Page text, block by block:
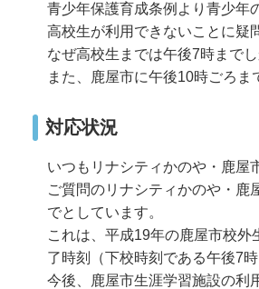
青少年保護育成条例より青少年
高校生が利用できないことに疑
なぜ高校生までは午後7時まで
また、鹿屋市に午後10時ごろま
対応状況
いつもリナシティかのや・鹿屋
ご質問のリナシティかのや・鹿
でとしています。
これは、平成19年の鹿屋市校
了時刻（下校時刻である午後7
今後、鹿屋市生涯学習施設の利